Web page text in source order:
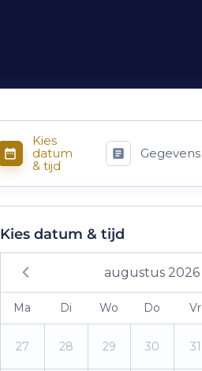
Kies
datum
& tijd
Gegevens
Kies datum & tijd
augustus 2026
Ma Di Wo Do Vr
27 28 29 30 31